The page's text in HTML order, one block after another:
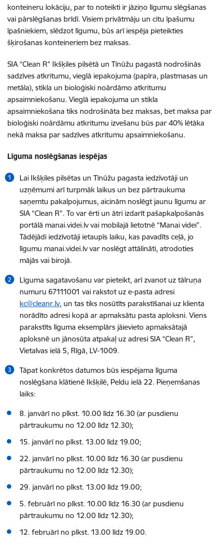
konteineru lokāciju, par to noteikti ir jāziņo līgumu slēgšanas
vai pārslēgšanas brīdī. Visiem privātmāju un citu īpašumu
īpašniekiem, slēdzot līgumu, būs arī iespēja pieteikties
šķirošanas konteineriem bez maksas.
SIA “Clean R” Ikšķiles pilsētā un Tīnūžu pagastā nodrošinās
sadzīves atkritumu, vieglā iepakojuma (papīra, plastmasas un
metāla), stikla un bioloģiski noārdāmo atkritumu
apsaimniekošanu. Vieglā iepakojuma un stikla
apsaimniekošana tiks nodrošināta bez maksas, bet maksa par
bioloģiski noārdāmu atkritumu izvešanu būs par 40% lētāka
nekā maksa par sadzīves atkritumu apsaimniekošanu.
Līguma noslēgšanas iespējas
Lai Ikšķiles pilsētas un Tīnūžu pagasta iedzīvotāji un
uzņēmumi arī turpmāk laikus un bez pārtraukuma
saņemtu pakalpojumus, aicinām noslēgt jaunu līgumu ar
SIA “Clean R”. To var ērti un ātri izdarīt pašapkalpošanās
portālā manai.videi.lv vai mobilajā lietotnē “Manai videi”.
Tādējādi iedzīvotāji ietaupīs laiku, kas pavadīts ceļā, jo
līgumu manai.videi.lv var noslēgt attālināti, atrodoties
mājās vai birojā.
Līguma sagatavošanu var pieteikt, arī zvanot uz tālruņa
numuru 67111001 vai rakstot uz e-pasta adresi
kc@cleanr.lv, un tas tiks nosūtīts parakstīšanai uz klienta
norādīto adresi kopā ar apmaksātu pasta aploksni. Viens
parakstīts līguma eksemplārs jāievieto apmaksātajā
aploksnē un jānosūta atpakaļ uz adresi SIA “Clean R”,
Vietalvas ielā 5, Rīgā, LV-1009.
Tāpat konkrētos datumos būs iespējama līguma
noslēgšana klātienē Ikšķilē, Peldu ielā 22. Pieņemšanas
laiks:
8. janvārī no plkst. 10.00 līdz 16.30 (ar pusdienu
pārtraukumu no 12.00 līdz 12.30);
15. janvārī no plkst. 13.00 līdz 19.00;
22. janvārī no plkst. 10.00 līdz 16.30 (ar pusdienu
pārtraukumu no 12.00 līdz 12.30);
29. janvārī no plkst. 13.00 līdz 19.00;
5. februārī no plkst. 10.00 līdz 16.30 (ar pusdienu
pārtraukumu no 12.00 līdz 12.30);
12. februārī no plkst. 13.00 līdz 19.00.